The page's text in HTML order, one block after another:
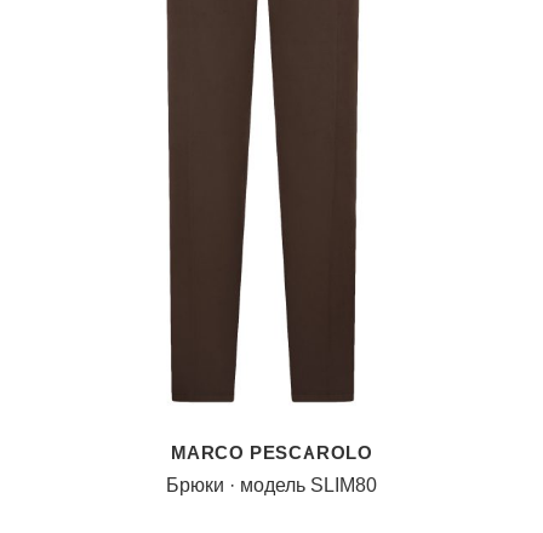
MARCO PESCAROLO
Брюки · модель SLIM80